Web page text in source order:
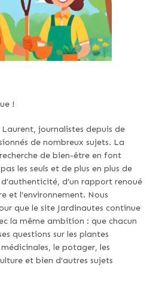
!
journalistes depuis de
de nombreux sujets. La
de bien-être en font
les seuls et de plus en plus de
d’un rapport renoué
et l’environnement. Nous
que le site Jardinautes continue
la même ambition : que chacun
questions sur les plantes
le potager, les
et bien d’autres sujets